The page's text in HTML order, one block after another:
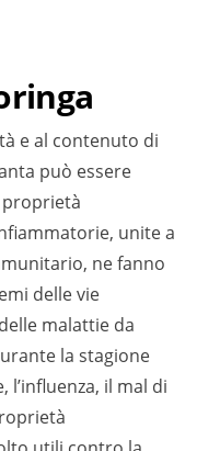
e al contenuto di
può essere
unite a
ne fanno
delle vie
malattie da
la stagione
l’influenza, il mal di